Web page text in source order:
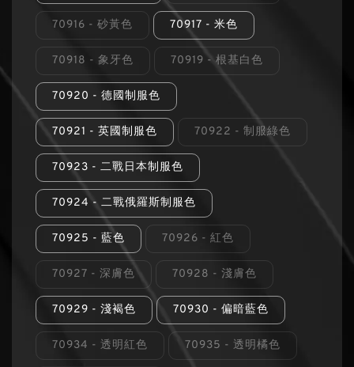
70916 - 砂黃色 70917 - 米色
70918 - 象牙色 70919 - 根基白色
70920 - 德國制服色
70921 - 英國制服色 70922 - 制服綠色
70923 - 二戰日本制服色
70924 - 二戰俄羅斯制服色
70925 - 藍色 70926 - 紅色
70927 - 深膚色 70928 - 淺膚色
70929 - 淺褐色 70930 - 偏暗藍色
70934 - 透明紅色 70935 - 透明橘色